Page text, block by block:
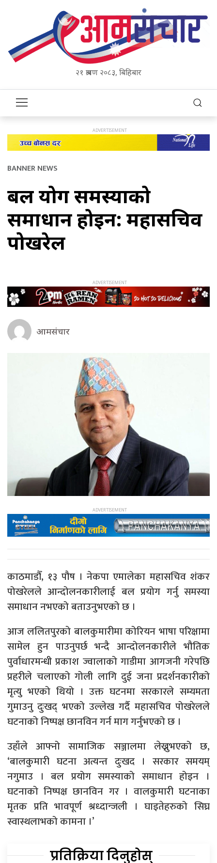
२१ श्रावण २०८३, बिहिबार
BANNER NEWS
बल प्रयोग समस्याको
समाधान होइन: महासचिव
पोखरेल
आमसंचार
काठमाडौँ, १३ पौष । नेकपा एमालेका महासचिव शंकर
पोखरेलले आन्दोलनकारीलाई बल प्रयोग गर्नु समस्या
समाधान नभएको बताउनुभएको छ ।
आज ललितपुरको बालकुमारीमा कोरियन भाषा परिक्षामा
सामेल हुन पाउनुपर्छ भन्दै आन्दोलनकारीले भौतिक
पुर्वाधारमन्धी प्रकाश ज्वालाको गाडीमा आगजनी गरेपछि
प्रहरीले चलाएको गोली लागि दुई जना प्रदर्शनकारीको
मृत्यु भएको थियो । उक्त घटनमा सरकारले सम्यमता
गुमाउनु दुःखद् भएको उल्लेख गर्दै महासचिव पोखरेलले
घटनाको निष्पक्ष छानविन गर्न माग गर्नुभएको छ ।
उहाँले आफ्नो सामाजिक सञ्जालमा लेख्नुभएको छ,
‘बालकुमारी घटना अत्यन्त दुःखद । सरकार समयम्
नगुमाउ । बल प्रयोग समस्याको समाधान होइन ।
घटनाको निष्पक्ष छानविन गर । वालकुमारी घटनाका
मृतक प्रति भावपूर्ण श्रध्दान्जली । घाइतेहरुको सिघ्र
स्वास्थलाभको कामना ।’
प्रतिक्रिया दिनुहोस्